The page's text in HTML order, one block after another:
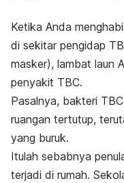
Ketika Anda
di sekitar pengidap
masker), lambat laun
penyakit TBC.
Pasalnya, bakteri
ruangan tertutup,
yang buruk.
Itulah sebabnya
terjadi di rumah.